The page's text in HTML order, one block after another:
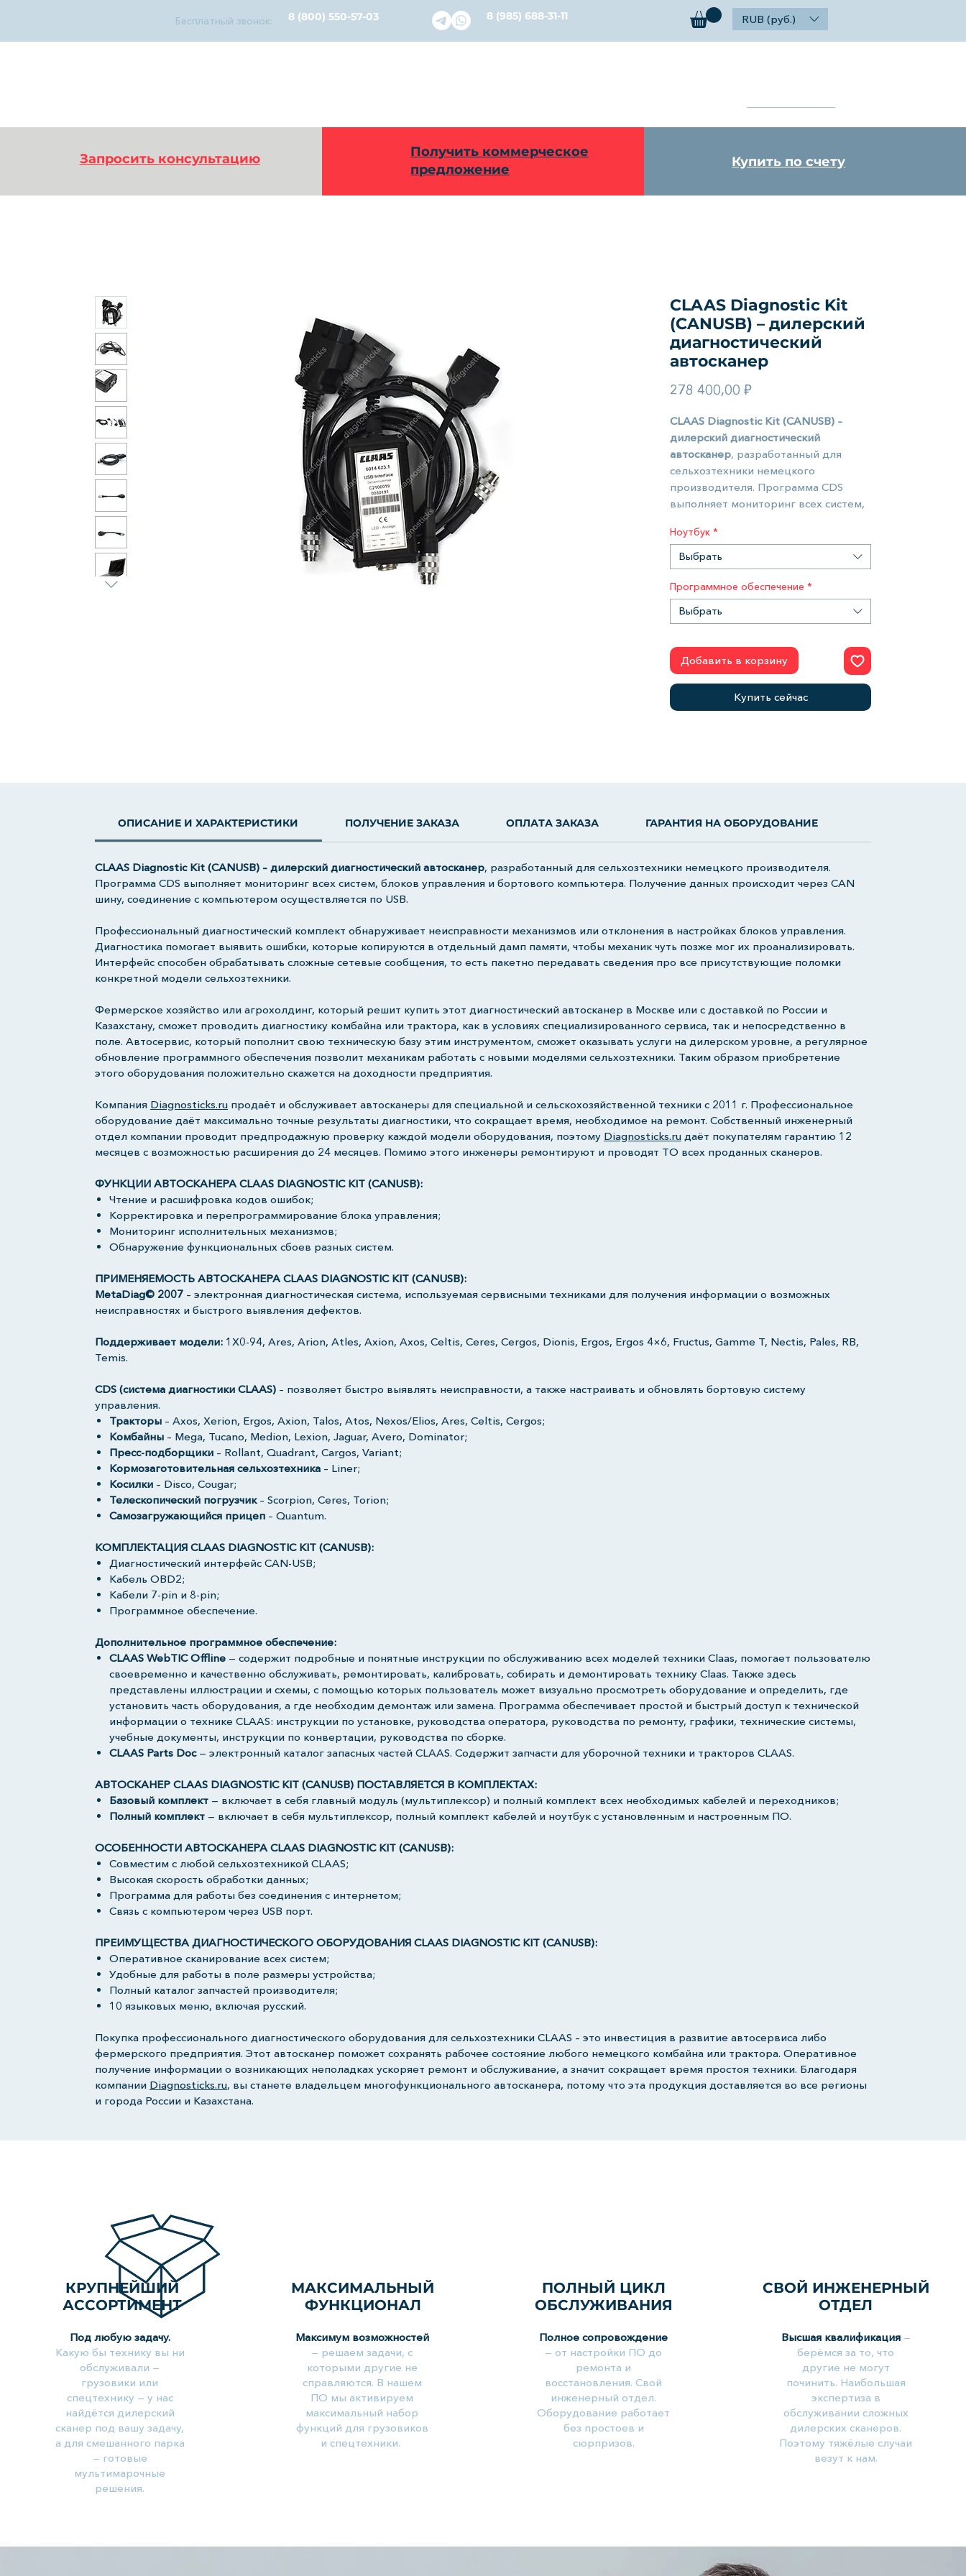
Бесплатный звонок: 8 (800) 550-57-03 8 (985) 688-31-11 RUB (руб.)
Запросить консультацию
Получить коммерческое
предложение
Купить по счету
CLAAS Diagnostic Kit
(CANUSB) – дилерский
диагностический
автосканер
278 400,00 ₽Цена
CLAAS Diagnostic Kit (CANUSB) –
дилерский диагностический
автосканер, разработанный для
сельхозтехники немецкого
производителя. Программа CDS
выполняет мониторинг всех систем,
компьютера. Получение данных
происходит через CAN шину,
соединение с компьютером
осуществляется по USB.
Ноутбук *
Выбрать
Программное обеспечение *
Выбрать
Добавить в корзину
Купить сейчас
ОПИСАНИЕ И ХАРАКТЕРИСТИКИ ПОЛУЧЕНИЕ ЗАКАЗА ОПЛАТА ЗАКАЗА ГАРАНТИЯ НА ОБОРУДОВАНИЕ
CLAAS Diagnostic Kit (CANUSB) – дилерский диагностический автосканер, разработанный для сельхозтехники немецкого производителя.
Программа CDS выполняет мониторинг всех систем, блоков управления и бортового компьютера. Получение данных происходит через CAN
шину, соединение с компьютером осуществляется по USB.
Профессиональный диагностический комплект обнаруживает неисправности механизмов или отклонения в настройках блоков управления.
Диагностика помогает выявить ошибки, которые копируются в отдельный дамп памяти, чтобы механик чуть позже мог их проанализировать.
Интерфейс способен обрабатывать сложные сетевые сообщения, то есть пакетно передавать сведения про все присутствующие поломки
конкретной модели сельхозтехники.
Фермерское хозяйство или агрохолдинг, который решит купить этот диагностический автосканер в Москве или с доставкой по России и
Казахстану, сможет проводить диагностику комбайна или трактора, как в условиях специализированного сервиса, так и непосредственно в
поле. Автосервис, который пополнит свою техническую базу этим инструментом, сможет оказывать услуги на дилерском уровне, а регулярное
обновление программного обеспечения позволит механикам работать с новыми моделями сельхозтехники. Таким образом приобретение
этого оборудования положительно скажется на доходности предприятия.
Компания Diagnosticks.ru продаёт и обслуживает автосканеры для специальной и сельскохозяйственной техники с 2011 г. Профессиональное
оборудование даёт максимально точные результаты диагностики, что сокращает время, необходимое на ремонт. Собственный инженерный
отдел компании проводит предпродажную проверку каждой модели оборудования, поэтому Diagnosticks.ru даёт покупателям гарантию 12
месяцев с возможностью расширения до 24 месяцев. Помимо этого инженеры ремонтируют и проводят ТО всех проданных сканеров.
ФУНКЦИИ АВТОСКАНЕРА CLAAS DIAGNOSTIC KIT (CANUSB):
Чтение и расшифровка кодов ошибок;
Корректировка и перепрограммирование блока управления;
Мониторинг исполнительных механизмов;
Обнаружение функциональных сбоев разных систем.
ПРИМЕНЯЕМОСТЬ АВТОСКАНЕРА CLAAS DIAGNOSTIC KIT (CANUSB):
MetaDiag© 2007 – электронная диагностическая система, используемая сервисными техниками для получения информации о возможных
неисправностях и быстрого выявления дефектов.
Поддерживает модели: 1X0-94, Ares, Arion, Atles, Axion, Axos, Celtis, Ceres, Cergos, Dionis, Ergos, Ergos 4×6, Fructus, Gamme T, Nectis, Pales, RB,
Temis.
CDS (система диагностики CLAAS) – позволяет быстро выявлять неисправности, а также настраивать и обновлять бортовую систему
управления.
Тракторы – Axos, Xerion, Ergos, Axion, Talos, Atos, Nexos/Elios, Ares, Celtis, Cergos;
Комбайны – Mega, Tucano, Medion, Lexion, Jaguar, Avero, Dominator;
Пресс-подборщики – Rollant, Quadrant, Cargos, Variant;
Кормозаготовительная сельхозтехника – Liner;
Косилки – Disco, Cougar;
Телескопический погрузчик– Scorpion, Ceres, Torion;
Самозагружающийся прицеп – Quantum.
КОМПЛЕКТАЦИЯ CLAAS DIAGNOSTIC KIT (CANUSB):
Диагностический интерфейс CAN-USB;
Кабель OBD2;
Кабели 7-pin и 8-pin;
Программное обеспечение.
Дополнительное программное обеспечение:
CLAAS WebTIC Offline — содержит подробные и понятные инструкции по обслуживанию всех моделей техники Claas, помогает пользователю
своевременно и качественно обслуживать, ремонтировать, калибровать, собирать и демонтировать технику Claas. Также здесь
представлены иллюстрации и схемы, с помощью которых пользователь может визуально просмотреть оборудование и определить, где
установить часть оборудования, а где необходим демонтаж или замена. Программа обеспечивает простой и быстрый доступ к технической
информации о технике CLAAS: инструкции по установке, руководства оператора, руководства по ремонту, графики, технические системы,
учебные документы, инструкции по конвертации, руководства по сборке.
CLAAS Parts Doc— электронный каталог запасных частей CLAAS. Содержит запчасти для уборочной техники и тракторов CLAAS.
АВТОСКАНЕР CLAAS DIAGNOSTIC KIT (CANUSB) ПОСТАВЛЯЕТСЯ В КОМПЛЕКТАХ:
Базовый комплект — включает в себя главный модуль (мультиплексор) и полный комплект всех необходимых кабелей и переходников;
Полный комплект — включает в себя мультиплексор, полный комплект кабелей и ноутбук с установленным и настроенным ПО.
ОСОБЕННОСТИ АВТОСКАНЕРА CLAAS DIAGNOSTIC KIT (CANUSB):
Совместим с любой сельхозтехникой CLAAS;
Высокая скорость обработки данных;
Программа для работы без соединения с интернетом;
Связь с компьютером через USB порт.
ПРЕИМУЩЕСТВА ДИАГНОСТИЧЕСКОГО ОБОРУДОВАНИЯ CLAAS DIAGNOSTIC KIT (CANUSB):
Оперативное сканирование всех систем;
Удобные для работы в поле размеры устройства;
Полный каталог запчастей производителя;
10 языковых меню, включая русский.
Покупка профессионального диагностического оборудования для сельхозтехники CLAAS – это инвестиция в развитие автосервиса либо
фермерского предприятия. Этот автосканер поможет сохранять рабочее состояние любого немецкого комбайна или трактора. Оперативное
получение информации о возникающих неполадках ускоряет ремонт и обслуживание, а значит сокращает время простоя техники. Благодаря
компании Diagnosticks.ru, вы станете владельцем многофункционального автосканера, потому что эта продукция доставляется во все регионы
и города России и Казахстана.
КРУПНЕЙШИЙ
АССОРТИМЕНТ
Под любую задачу.
Какую бы технику вы ни
обслуживали —
грузовики или
спецтехнику — у нас
найдётся дилерский
сканер под вашу задачу,
а для смешанного парка
— готовые
мультимарочные
решения.
МАКСИМАЛЬНЫЙ
ФУНКЦИОНАЛ
Максимум возможностей
— решаем задачи, с
которыми другие не
справляются. В нашем
ПО мы активируем
максимальный набор
функций для грузовиков
и спецтехники.
ПОЛНЫЙ ЦИКЛ
ОБСЛУЖИВАНИЯ
Полное сопровождение
— от настройки ПО до
ремонта и
восстановления. Свой
инженерный отдел.
Оборудование работает
без простоев и
сюрпризов.
СВОЙ ИНЖЕНЕРНЫЙ
ОТДЕЛ
Высшая квалификация—
берёмся за то, что
другие не могут
починить. Наибольшая
экспертиза в
обслуживании сложных
дилерских сканеров.
Поэтому тяжёлые случаи
везут к нам.